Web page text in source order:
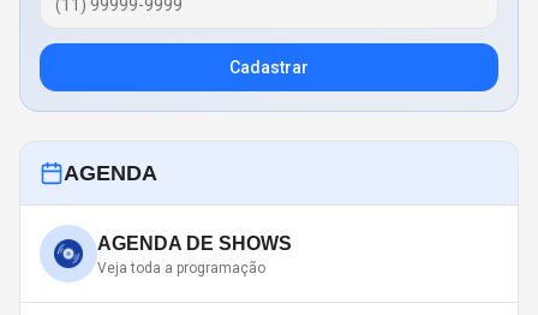
Cadastrar
AGENDA
AGENDA DE SHOWS
Veja toda a programação